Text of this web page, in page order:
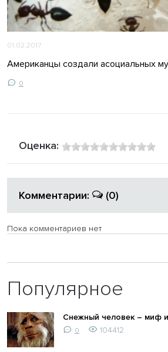
01.02.2017
Американцы создали асоциальных
0
Оценка:
Комментарии: (0)
Пока комментариев нет
Популярное
Снежный человек – миф
0 104412